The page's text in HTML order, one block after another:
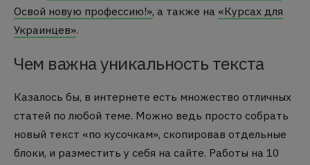
Освой новую профессию!», а также на «Курсах для
Украинцев».
Чем важна уникальность текста
Казалось бы, в интернете есть множество отличных
статей по любой теме. Можно ведь просто собрать
новый текст «по кусочкам», скопировав отдельные
блоки, и разместить у себя на сайте. Работы на 10